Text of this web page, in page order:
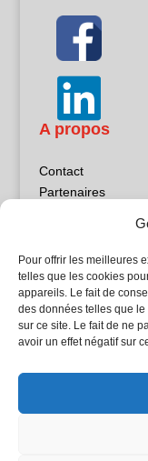
Pour offrir les meilleures
telles que les cookies
appareils. Le fait de
des données telles que
sur ce site. Le fait de ne
avoir un effet négatif sur
A propos
Contact
Partenaires
Politique de
Sites
5Façades
Atrium Patrimoine